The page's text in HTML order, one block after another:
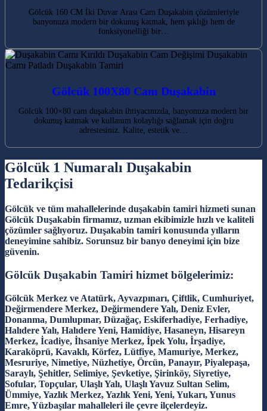
Gölcük 160 CM İki Duvar Arası Cam Duşakabin çözümleriyle
banyonuza modern bir dokunuş katmak, hem şıklığı hem de
fonksiyonelliği bir…
Gölcük 100X80 Cam Duşakabin
Gölcük 100×80 cam duşakabin ihtiyacınızda, banyonuza modern bir
dokunuş katmak ve kullanım kolaylığı sağlamak için doğru
adrestesiniz. Kalite, estetik ve…
Gölcük 1 Numaralı Duşakabin
Tedarikçisi
Gölcük ve tüm mahallelerinde duşakabin tamiri hizmeti sunan
Gölcük Duşakabin firmamız, uzman ekibimizle hızlı ve kaliteli
çözümler sağlıyoruz. Duşakabin tamiri konusunda yılların
deneyimine sahibiz. Sorunsuz bir banyo deneyimi için bize
güvenin.
Gölcük Duşakabin Tamiri hizmet bölgelerimiz:
Gölcük Merkez ve Atatürk, Ayvazpınarı, Çiftlik, Cumhuriyet,
Değirmendere Merkez, Değirmendere Yalı, Deniz Evler,
Donanma, Dumlupınar, Düzağaç, Eskiferhadiye, Ferhadiye,
Halıdere Yalı, Halıdere Yeni, Hamidiye, Hasaneyn, Hisareyn
Merkez, İcadiye, İhsaniye Merkez, İpek Yolu, İrşadiye,
Karaköprü, Kavaklı, Körfez, Lütfiye, Mamuriye, Merkez,
Mesruriye, Nimetiye, Nüzhetiye, Örcün, Panayır, Piyalepaşa,
Saraylı, Şehitler, Selimiye, Şevketiye, Şirinköy, Siyretiye,
Sofular, Topçular, Ulaşlı Yalı, Ulaşlı Yavuz Sultan Selim,
Ümmiye, Yazlık Merkez, Yazlık Yeni, Yeni, Yukarı, Yunus
Emre, Yüzbaşılar mahalleleri ile çevre ilçelerdeyiz.